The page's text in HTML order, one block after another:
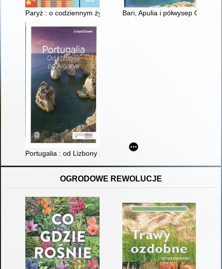
Paryż : o codziennym życiu nd Sekwaną z książką i bagietką
Bari, Apulia i półwysep Gargano
Portugalia : od Lizbony po Algarve
OGRODOWE REWOLUCJE